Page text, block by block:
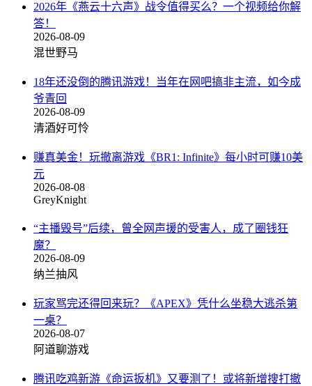
2026年《燕云十六声》战令值得买么？一个视频给你解
答！
2026-08-09
混世野马
18年还没倒的腾讯游戏！当年在网吧搞非主流，如今成
爷青回
2026-08-09
清酒好可怜
赚真美金！玩撤离游戏《BR1: Infinite》每小时可赚10美
元
2026-08-08
GreyKnight
“主播毁号”后续，曾全网声援的受害人，成了圈钱狂
魔？
2026-08-09
纳兰抽风
玩家骂完还得回来玩？《APEX》凭什么坐稳大逃杀第
一桌？
2026-08-07
阿道聊游戏
腾讯吃鸡新游《命运扳机》又要测了！或将新增搜打撤